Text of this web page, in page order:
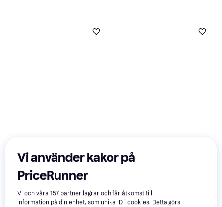
6-pack
Tandborsthuvuden, 6st
Vi använder kakor på
PriceRunner
Vi och våra157 partner lagrar och får åtkomst till
information på din enhet, som unika ID i cookies. Detta görs